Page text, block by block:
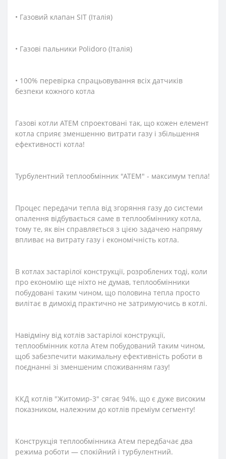
• Газовий клапан SIT (Італія)
• Газові пальники Polidoro (Італія)
• 100% перевірка спрацьовування всіх датчиків
безпеки кожного котла
Газові котли АТЕМ спроектовані так, що кожен елемент
котла сприяє зменшенню витрати газу і збільшення
ефективності котла!
Турбулентний теплообмінник "АТЕМ" - максимум тепла!
Процес передачи тепла від згоряння газу до системи
опалення відбувається саме в теплообміннику котла,
тому те, як він справляється з цією задачею напряму
впливає на витрату газу і економічність котла.
В котлах застарілої конструкції, розроблених тоді, коли
про економію ще ніхто не думав, теплообмінники
побудовані таким чином, що половина тепла просто
вилітає в димохід практично не затримуючись в котлі.
Навідміну від котлів застарілої конструкції,
теплообмінник котла Атем побудований таким чином,
щоб забезпечити макимальну ефективність роботи в
поєднанні зі зменшеним споживанням газу!
ККД котлів "Житомир-3" сягає 94%, що є дуже високим
показником, належним до котлів преміум сегменту!
Конструкція теплообмінника Атем передбачає два
режима роботи — спокійний і турбулентний.